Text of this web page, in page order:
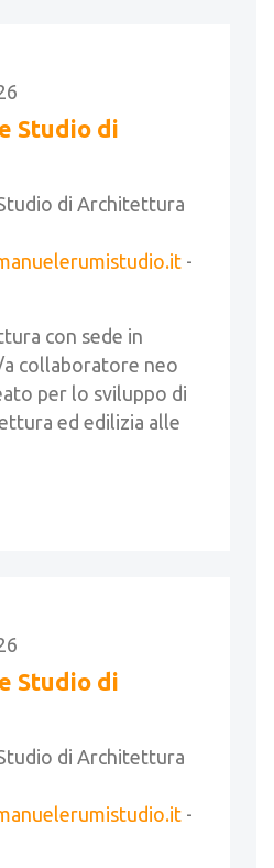
Studio di
di Architettura
-
con sede in
a collaboratore neo
per lo sviluppo di
ed edilizia alle
Studio di
di Architettura
-